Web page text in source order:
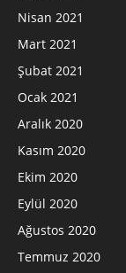
Nisan 2021
Mart 2021
Şubat 2021
Ocak 2021
Aralık 2020
Kasım 2020
Ekim 2020
Eylül 2020
Ağustos 2020
Temmuz 2020